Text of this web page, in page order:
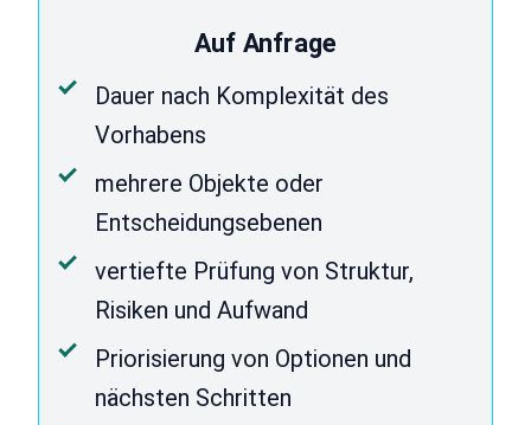
Auf Anfrage
Dauer nach Komplexität des
Vorhabens
mehrere Objekte oder
Entscheidungsebenen
vertiefte Prüfung von Struktur,
Risiken und Aufwand
Priorisierung von Optionen und
nächsten Schritten